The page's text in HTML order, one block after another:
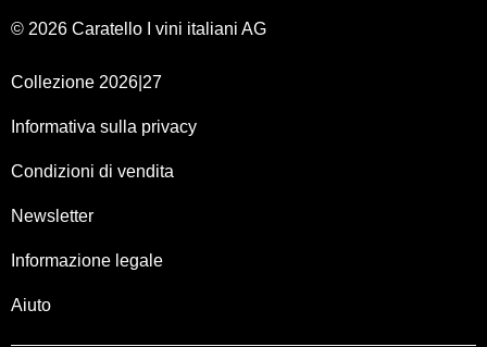
© 2026 Caratello I vini italiani AG
Collezione 2026|27
Informativa sulla privacy
Condizioni di vendita
Newsletter
Informazione legale
Aiuto